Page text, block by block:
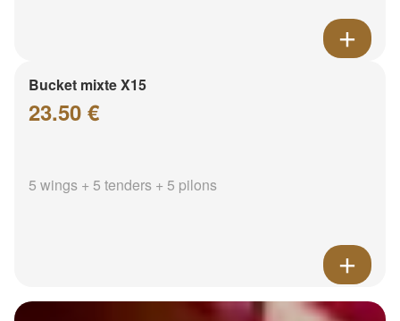
Bucket mixte X15
23.50 €
5 wings + 5 tenders + 5 pilons